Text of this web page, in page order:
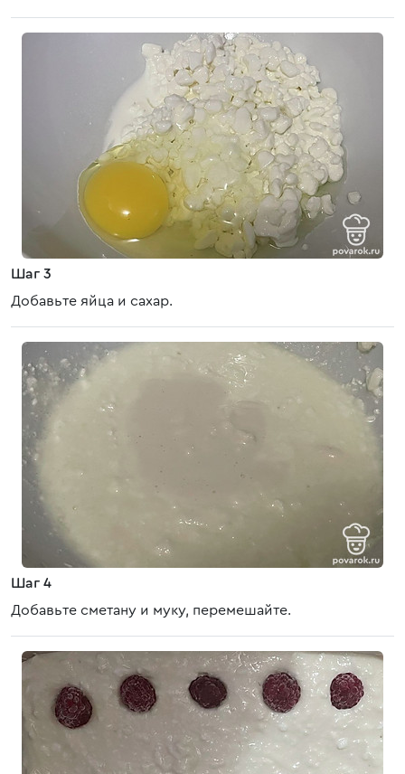
Шаг 3
Добавьте яйца и сахар.
Шаг 4
Добавьте сметану и муку, перемешайте.